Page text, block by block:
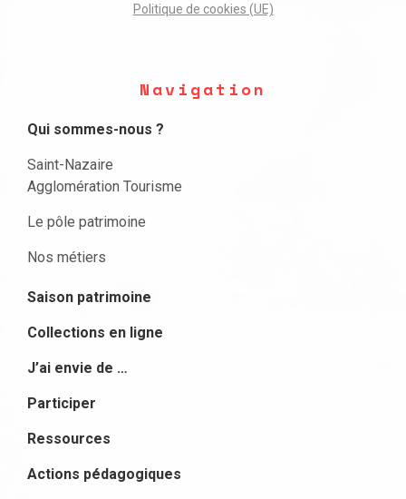
Politique de cookies (UE)
Navigation
Qui sommes-nous ?
Saint-Nazaire
Agglomération Tourisme
Le pôle patrimoine
Nos métiers
Saison patrimoine
Collections en ligne
J’ai envie de …
Participer
Ressources
Actions pédagogiques